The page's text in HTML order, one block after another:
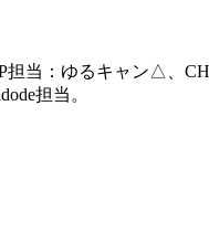
当：ゆるキャン△、
担当。